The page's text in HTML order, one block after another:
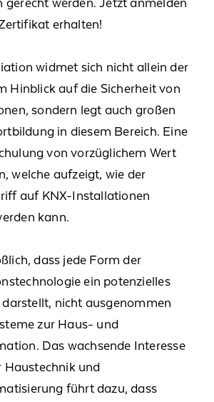
gerecht werden. Jetzt anmelden
erhalten!
widmet sich nicht allein der
Hinblick auf die Sicherheit von
sondern legt auch großen
in diesem Bereich. Eine
von vorzüglichem Wert
welche aufzeigt, wie der
auf KNX-Installationen
kann.
dass jede Form der
ein potenzielles
nicht ausgenommen
zur Haus- und
Das wachsende Interesse
und
führt dazu, dass